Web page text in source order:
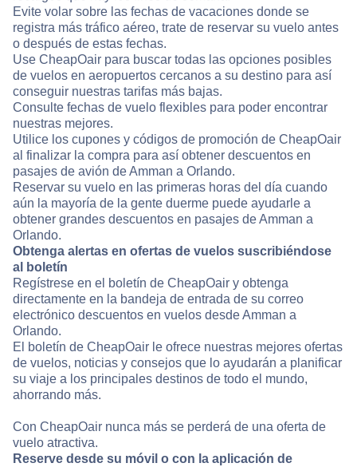
Evite volar sobre las fechas de vacaciones donde se
registra más tráfico aéreo, trate de reservar su vuelo antes
o después de estas fechas.
Use CheapOair para buscar todas las opciones posibles
de vuelos en aeropuertos cercanos a su destino para así
conseguir nuestras tarifas más bajas.
Consulte fechas de vuelo flexibles para poder encontrar
nuestras mejores.
Utilice los cupones y códigos de promoción de CheapOair
al finalizar la compra para así obtener descuentos en
pasajes de avión de Amman a Orlando.
Reservar su vuelo en las primeras horas del día cuando
aún la mayoría de la gente duerme puede ayudarle a
obtener grandes descuentos en pasajes de Amman a
Orlando.
Obtenga alertas en ofertas de vuelos suscribiéndose
al boletín
Regístrese en el boletín de CheapOair y obtenga
directamente en la bandeja de entrada de su correo
electrónico descuentos en vuelos desde Amman a
Orlando.
El boletín de CheapOair le ofrece nuestras mejores ofertas
de vuelos, noticias y consejos que lo ayudarán a planificar
su viaje a los principales destinos de todo el mundo,
ahorrando más.
Con CheapOair nunca más se perderá de una oferta de
vuelo atractiva.
Reserve desde su móvil o con la aplicación de